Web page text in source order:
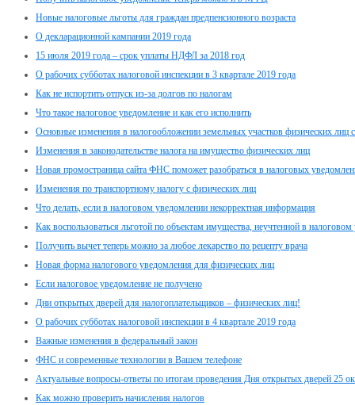
Новые налоговые льготы для граждан предпенсионного возраста
О декларационной кампании 2019 года
15 июля 2019 года – срок уплаты НДФЛ за 2018 год
О рабочих субботах налоговой инспекции в 3 квартале 2019 года
Как не испортить отпуск из-за долгов по налогам
Что такое налоговое уведомление и как его исполнить
Основные изменения в налогообложении земельных участков физических лиц
Изменения в законодательстве налога на имущество физических лиц
Новая промостраница сайта ФНС поможет разобраться в налоговых
Изменения по транспортному налогу с физических лиц
Что делать, если в налоговом уведомлении некорректная информация
Как воспользоваться льготой по объектам имущества, неучтенной в
Получить вычет теперь можно за любое лекарство по рецепту врача
Новая форма налогового уведомления для физических лиц
Если налоговое уведомление не получено
Дни открытых дверей для налогоплательщиков – физических лиц!
О рабочих субботах налоговой инспекции в 4 квартале 2019 года
Важные изменения в федеральный закон
ФНС и современные технологии в Вашем телефоне
Актуальные вопросы-ответы по итогам проведения Дня открытых дверей 25
Как можно проверить начисления налогов